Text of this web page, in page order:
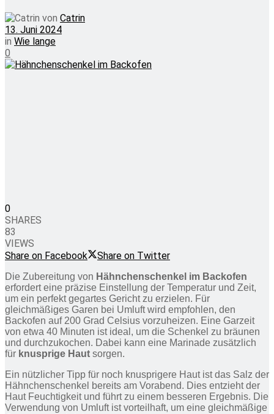
von Catrin
13. Juni 2024
in Wie lange
0
0
SHARES
83
VIEWS
Share on Facebook
Share on Twitter
Die Zubereitung von Hähnchenschenkel im Backofen
erfordert eine präzise Einstellung der Temperatur und Zeit,
um ein perfekt gegartes Gericht zu erzielen. Für
gleichmäßiges Garen bei Umluft wird empfohlen, den
Backofen auf 200 Grad Celsius vorzuheizen. Eine Garzeit
von etwa 40 Minuten ist ideal, um die Schenkel zu bräunen
und durchzukochen. Dabei kann eine Marinade zusätzlich
für knusprige Haut sorgen.
Ein nützlicher Tipp für noch knusprigere Haut ist das Salz der
Hähnchenschenkel bereits am Vorabend. Dies entzieht der
Haut Feuchtigkeit und führt zu einem besseren Ergebnis. Die
Verwendung von Umluft ist vorteilhaft, um eine gleichmäßige